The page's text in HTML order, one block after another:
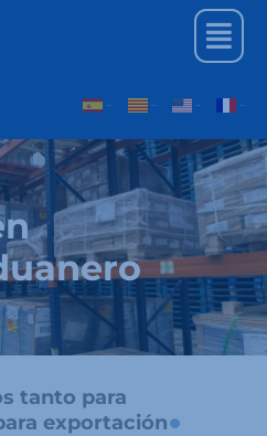
Menú
tanto para
exportación